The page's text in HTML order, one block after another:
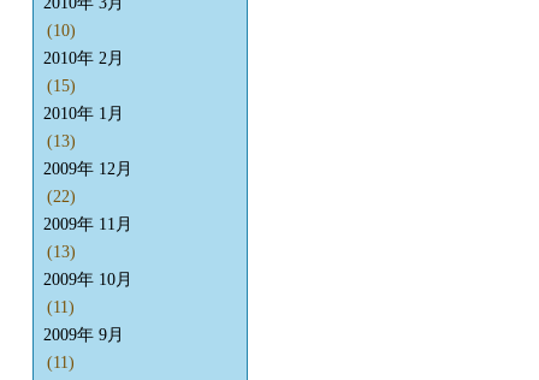
(10)
2010年 2月
(15)
2010年 1月
(13)
2009年 12月
(22)
2009年 11月
(13)
2009年 10月
(11)
2009年 9月
(11)